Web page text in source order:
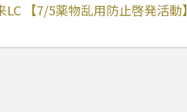
LC 【7/5薬物乱用防止啓発活動】